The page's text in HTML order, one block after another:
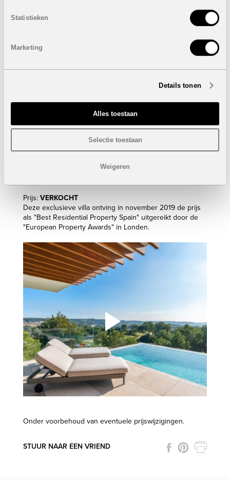
Statistieken
Marketing
Details tonen
Alles toestaan
Selectie toestaan
Weigeren
Terras barbeque: 50 m²
Verwarmd binnenzwembad: 18 m²
Jacuzzi: 9,90 m²
koffiemachine, wasmachine, droogkast &
Airconditioning
Vloerverwarming in de ganse villa, behalve in de
Prachtig aangelegde tuin met waterirrigatiesysteem en
Geautomatiseerde toegangspoort
Geautomatiseerde verduisteringsrolluiken
Prijs: VERKOCHT
Deze exclusieve villa ontving in november 2019 de prijs
als "Best Residential Property Spain" uitgereikt door de
"European Property Awards" in Londen.
Onder voorbehoud van eventuele prijswijzigingen.
STUUR NAAR EEN VRIEND